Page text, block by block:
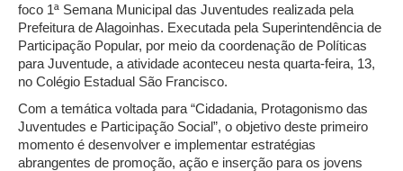
foco 1ª Semana Municipal das Juventudes realizada pela
Prefeitura de Alagoinhas. Executada pela Superintendência de
Participação Popular, por meio da coordenação de Políticas
para Juventude, a atividade aconteceu nesta quarta-feira, 13,
no Colégio Estadual São Francisco.
Com a temática voltada para “Cidadania, Protagonismo das
Juventudes e Participação Social”, o objetivo deste primeiro
momento é desenvolver e implementar estratégias
abrangentes de promoção, ação e inserção para os jovens